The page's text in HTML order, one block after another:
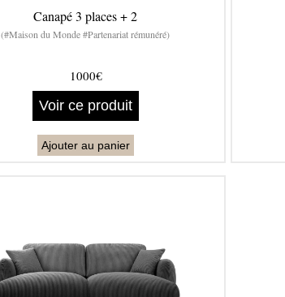
Canapé 3 places + 2
(#Maison du Monde #Partenariat rémunéré)
1000€
Voir ce produit
Ajouter au panier